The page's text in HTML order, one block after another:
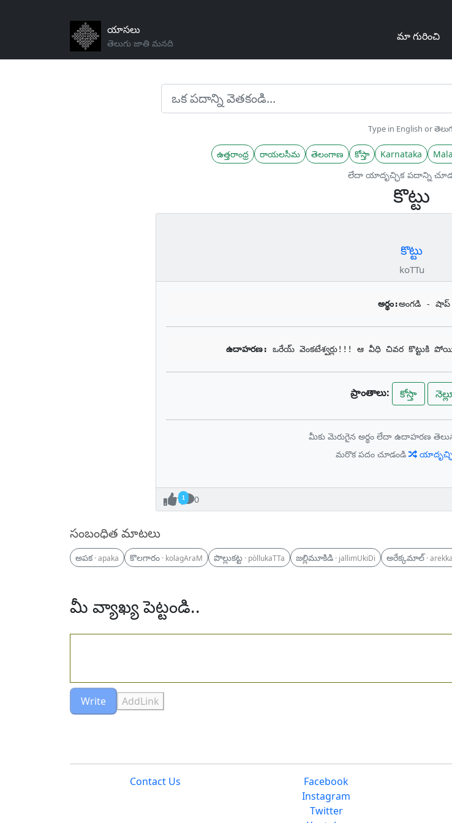
యాసలు
తెలుగు జాతి మనది
మా గురించి
Type in English or
ఉత్తరాంధ్ర రాయలసీమ తెలంగాణ కోస్తా Karnataka
లేదా యాదృచ్ఛిక పదాన్ని
కొట్టు
కొట్టు
koTTu
అర్థం:అంగడి - షాప్
ఉదాహరణ: ఒరేయ్ వెంకటేశ్వర్లు!!! ఆ వీధి చివర కొట్టుకి
ప్రాంతాలు: కోస్తా
మీకు మెరుగైన అర్థం లేదా ఉదాహరణ
మరొక పదం చూడండి
1 0
సంబంధిత మాటలు
అపక· apaka కొలగారం · kolagAraM పొల్లుకట్ట · pòllukaTTa జల్లిమూకిడి · jallimUkiDi అరేక్కమాల్ ·
మీ వ్యాఖ్య పెట్టండి..
Write AddLink
Contact Us
Facebook
Instagram
Twitter